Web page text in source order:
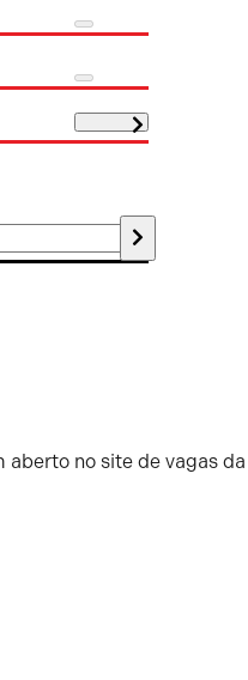
no site de vagas